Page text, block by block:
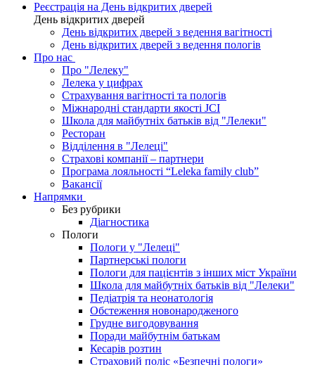
Реєстрація на День відкритих дверей
День відкритих дверей
День відкритих дверей з ведення вагітності
День відкритих дверей з ведення пологів
Про нас
Про "Лелеку"
Лелека у цифрах
Страхування вагітності та пологів
Міжнародні стандарти якості JCI
Школа для майбутніх батьків від "Лелеки"
Ресторан
Відділення в "Лелеці"
Страхові компанії – партнери
Програма лояльності “Leleka family club”
Вакансії
Напрямки
Без рубрики
Діагностика
Пологи
Пологи у "Лелеці"
Партнерські пологи
Пологи для пацієнтів з інших міст України
Школа для майбутніх батьків від "Лелеки"
Педіатрія та неонатологія
Обстеження новонародженого
Грудне вигодовування
Поради майбутнім батькам
Кесарів розтин
Страховий поліс «Безпечні пологи»